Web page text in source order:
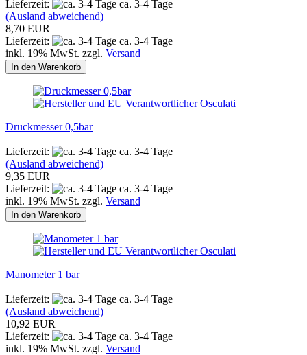
Lieferzeit:
ca. 3-4 Tage
(Ausland abweichend)
8,70 EUR
Lieferzeit:
ca. 3-4 Tage
inkl. 19% MwSt. zzgl. Versand
In den Warenkorb
Druckmesser 0,5bar
Lieferzeit:
ca. 3-4 Tage
(Ausland abweichend)
9,35 EUR
Lieferzeit:
ca. 3-4 Tage
inkl. 19% MwSt. zzgl. Versand
In den Warenkorb
Manometer 1 bar
Lieferzeit:
ca. 3-4 Tage
(Ausland abweichend)
10,92 EUR
Lieferzeit:
ca. 3-4 Tage
inkl. 19% MwSt. zzgl. Versand